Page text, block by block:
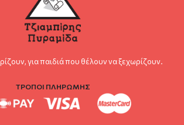
για παιδιά που θέλουν να ξεχωρίζουν.
ΤΡΟΠΟΙ ΠΛΗΡΩΜΗΣ